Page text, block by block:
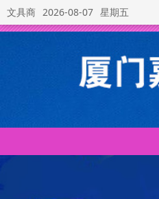
文具商 2026-08-07 星期五